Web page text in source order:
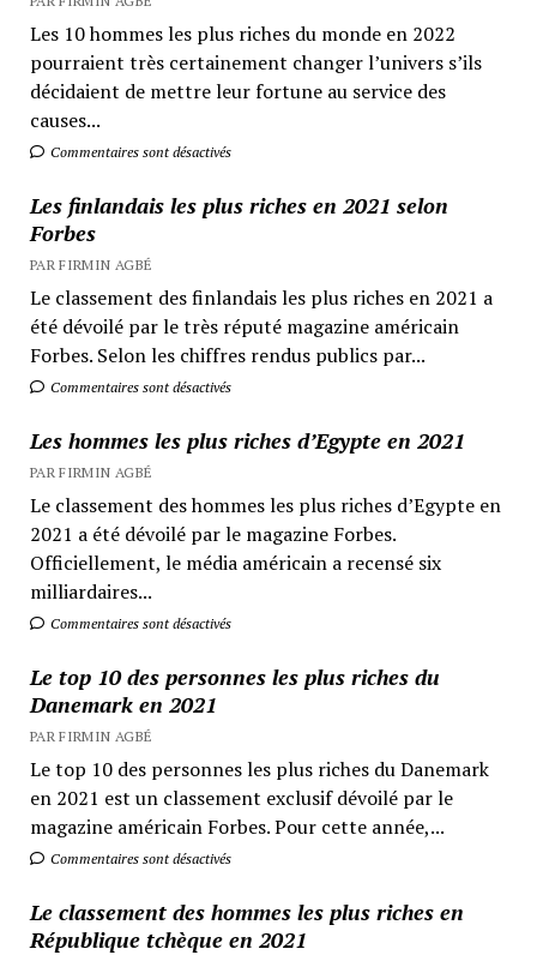
Les 10 hommes les plus riches du monde en 2022
pourraient très certainement changer l’univers s’ils
décidaient de mettre leur fortune au service des
causes...
Commentaires sont désactivés
Les finlandais les plus riches en 2021 selon
Forbes
PAR FIRMIN AGBÉ
Le classement des finlandais les plus riches en 2021 a
été dévoilé par le très réputé magazine américain
Forbes. Selon les chiffres rendus publics par...
Commentaires sont désactivés
Les hommes les plus riches d’Egypte en 2021
PAR FIRMIN AGBÉ
Le classement des hommes les plus riches d’Egypte en
2021 a été dévoilé par le magazine Forbes.
Officiellement, le média américain a recensé six
milliardaires...
Commentaires sont désactivés
Le top 10 des personnes les plus riches du
Danemark en 2021
PAR FIRMIN AGBÉ
Le top 10 des personnes les plus riches du Danemark
en 2021 est un classement exclusif dévoilé par le
magazine américain Forbes. Pour cette année,...
Commentaires sont désactivés
Le classement des hommes les plus riches en
République tchèque en 2021